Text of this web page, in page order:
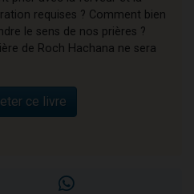
requises ? Comment bien
le sens de nos prières ?
de Roch Hachana ne sera
ce livre